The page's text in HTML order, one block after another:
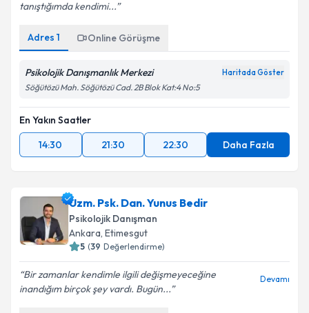
tanıştığımda kendimi...
Adres 1 Online Görüşme
Psikolojik Danışmanlık Merkezi Haritada Göster
Söğütözü Mah. Söğütözü Cad. 2B Blok Kat:4 No:5
En Yakın Saatler
14:30
21:30 22:30 Daha Fazla
Uzm. Psk. Dan. Yunus Bedir
Psikolojik Danışman
Ankara, Etimesgut
5 (39 Değerlendirme)
Bir zamanlar kendimle ilgili değişmeyeceğine
inandığım birçok şey vardı. Bugün...
Devamı